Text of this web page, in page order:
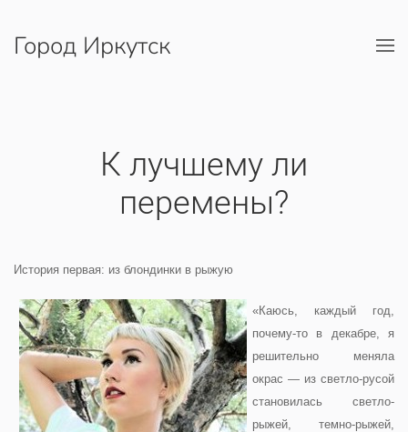
Перейти к содержимому
Город Иркутск
К лучшему ли
перемены?
История первая: из блондинки в рыжую
«Каюсь, каждый год,
почему-то в декабре, я
решительно меняла
окрас — из светло-русой
становилась светло-
рыжей, темно-рыжей,